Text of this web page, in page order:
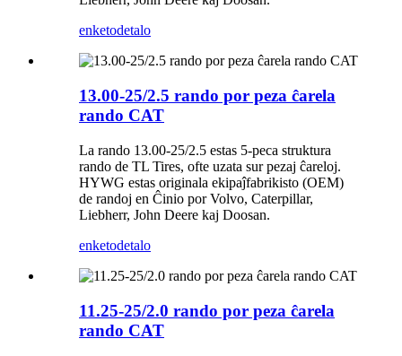
enketodetalo
13.00-25/2.5 rando por peza ĉarela
rando CAT
La rando 13.00-25/2.5 estas 5-peca struktura
rando de TL Tires, ofte uzata sur pezaj ĉareloj.
HYWG estas originala ekipaĵfabrikisto (OEM)
de randoj en Ĉinio por Volvo, Caterpillar,
Liebherr, John Deere kaj Doosan.
enketodetalo
11.25-25/2.0 rando por peza ĉarela
rando CAT